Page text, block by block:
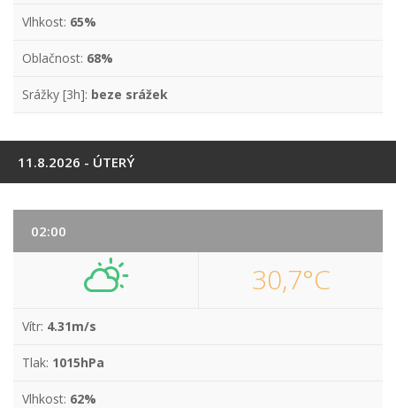
Vlhkost: 65%
Oblačnost: 68%
Srážky [3h]: beze srážek
11.8.2026 - ÚTERÝ
02:00
30,7°C
Vítr: 4.31m/s
Tlak: 1015hPa
Vlhkost: 62%